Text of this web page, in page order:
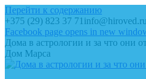
Перейти к содержанию
+375 (29) 823 37 71 info@hiroved.ru
Facebook page opens in new
Дома в астрологии и за что они
Дом Марса